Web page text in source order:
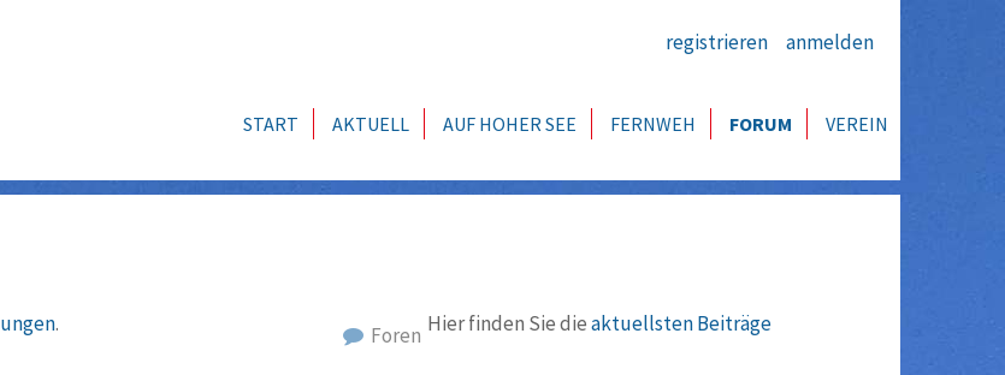
registrieren anmelden
START AKTUELL AUF HOHER SEE FERNWEH FORUM VEREIN
. Hier finden Sie dieaktuellsten Beiträge
Foren